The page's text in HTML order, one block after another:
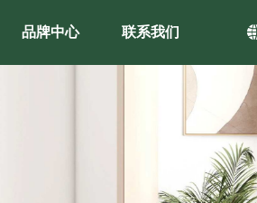
品牌中心 联系我们